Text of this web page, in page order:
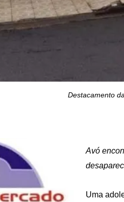
Destacamento
Avó
Uma